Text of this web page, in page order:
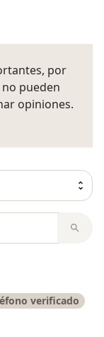
por
pueden
opiniones.
verificado